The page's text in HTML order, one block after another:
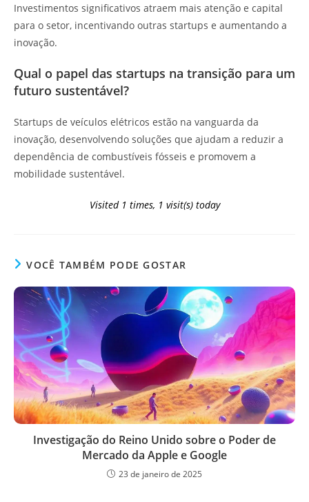
Investimentos significativos atraem mais atenção e capital
para o setor, incentivando outras startups e aumentando a
inovação.
Qual o papel das startups na transição para um
futuro sustentável?
Startups de veículos elétricos estão na vanguarda da
inovação, desenvolvendo soluções que ajudam a reduzir a
dependência de combustíveis fósseis e promovem a
mobilidade sustentável.
Visited 1 times, 1 visit(s) today
VOCÊ TAMBÉM PODE GOSTAR
Investigação do Reino Unido sobre o Poder de
Mercado da Apple e Google
23 de janeiro de 2025